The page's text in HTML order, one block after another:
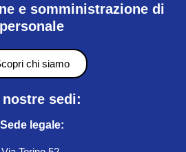
e somministrazione di
personale
chi siamo
nostre sedi:
Sede legale: